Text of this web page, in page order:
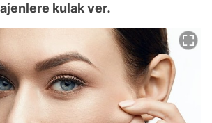
kulak ver.